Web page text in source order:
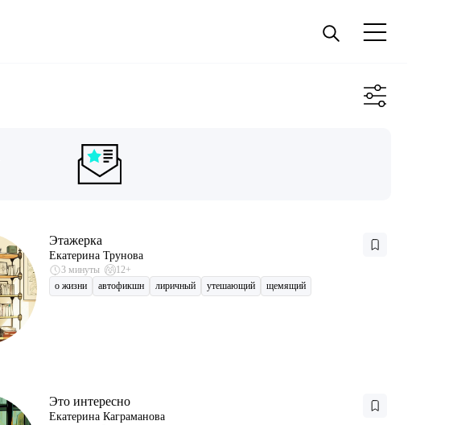
Этажерка
Екатерина Трунова
3 минуты
12+
о жизни
автофикшн лиричный утешающий щемящий
Это интересно
Екатерина Каграманова